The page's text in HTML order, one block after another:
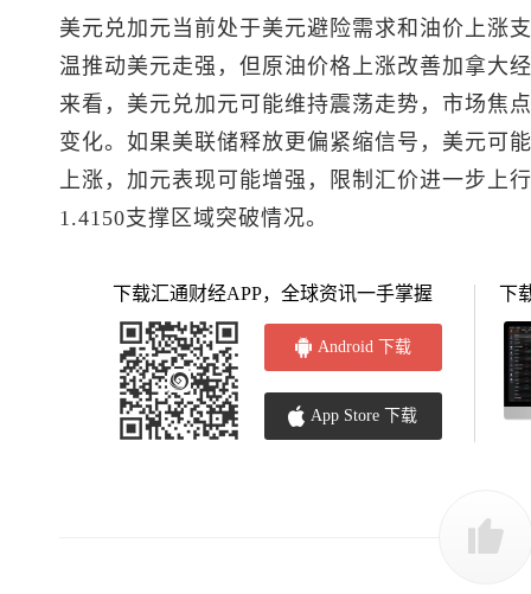
美元兑加元当前处于美元避险需求和油价上涨
温推动美元走强，但原油价格上涨改善加拿大
来看， 美元兑加元可能维持震荡走势，市场焦
变化。如果美联储释放更偏紧缩信号，美元可
上涨，加元表现可能增强，限制汇价进一步上
1.4150支撑区域突破情况。
下载汇通财经APP，全球资讯一手掌握
Android 下载
App Store 下载
下